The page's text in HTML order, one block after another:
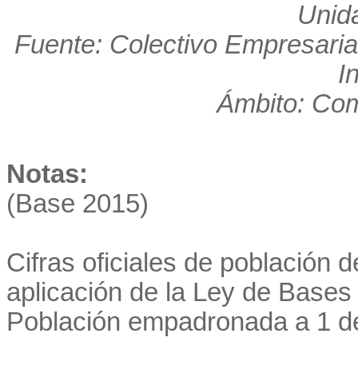
Fuente: Colectivo
Ámbito:
Notas:
(Base 2015)
Cifras oficiales de población
aplicación de la Ley de
Población empadronada a 1